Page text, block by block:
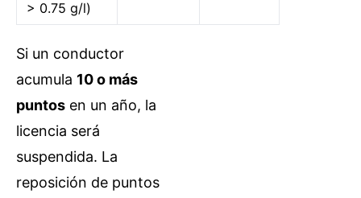
> 0.75 g/l)
Si un conductor
acumula 10 o más
puntos en un año, la
licencia será
suspendida. La
reposición de puntos